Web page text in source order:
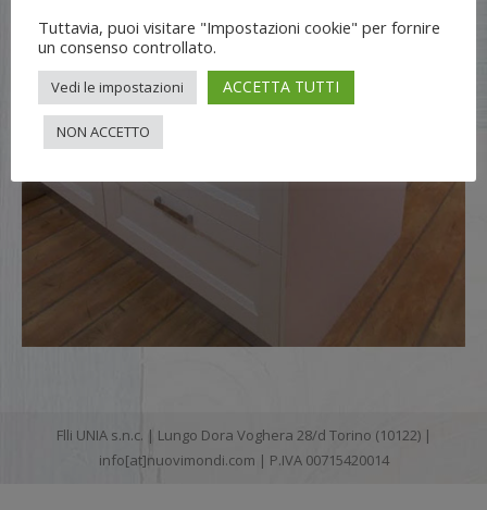
Flli UNIA s.n.c. | Lungo Dora Voghera 28/d Torino (10122) |
info[at]nuovimondi.com | P.IVA 00715420014
Tuttavia, puoi visitare "Impostazioni cookie" per fornire
un consenso controllato.
Vedi le impostazioni ACCETTA TUTTI
NON ACCETTO